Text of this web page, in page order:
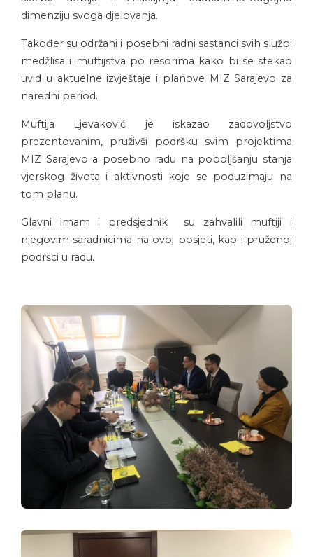
dimenziju svoga djelovanja.
Također su održani i posebni radni sastanci svih službi
medžlisa i muftijstva po resorima kako bi se stekao
uvid u aktuelne izvještaje i planove MIZ Sarajevo za
naredni period.
Muftija Ljevaković je iskazao zadovoljstvo
prezentovanim, pruživši podršku svim projektima
MIZ Sarajevo a posebno radu na poboljšanju stanja
vjerskog života i aktivnosti koje se poduzimaju na
tom planu.
Glavni imam i predsjednik su zahvalili muftiji i
njegovim saradnicima na ovoj posjeti, kao i pruženoj
podršci u radu.